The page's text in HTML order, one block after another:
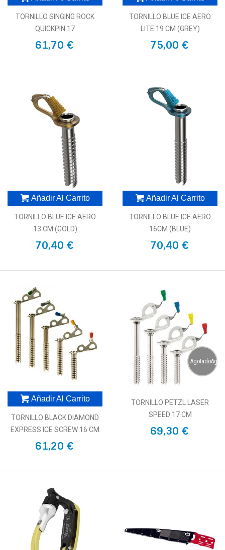
TORNILLO SINGING ROCK
QUICKPIN 17
61,70 €
TORNILLO BLUE ICE AERO
LITE 19 CM (GREY)
75,00 €
Añadir Al Carrito
TORNILLO BLUE ICE AERO
13 CM (GOLD)
70,40 €
Añadir Al Carrito
TORNILLO BLUE ICE AERO
16CM (BLUE)
70,40 €
Añadir Al Carrito
TORNILLO BLACK DIAMOND
EXPRESS ICE SCREW 16 CM
61,20 €
TORNILLO PETZL LASER
SPEED 17 CM
69,30 €